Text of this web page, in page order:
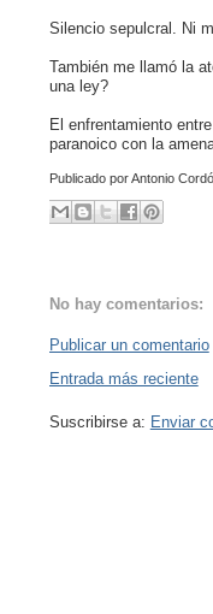
Silencio sepulcral. Ni
También me llamó la
una ley?
El enfrentamiento
paranoico con la
Publicado porAntonio
No hay comentarios:
Publicar un comentario
Entrada más reciente
Suscribirse a: Enviar